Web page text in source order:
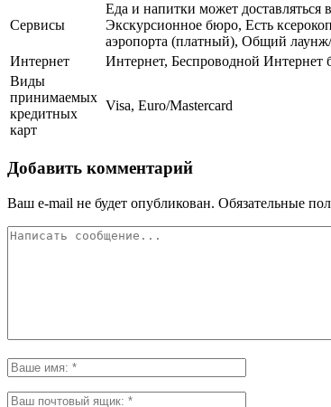
Сервисы
Еда и напитки может
Экскурсионное бюро, Есть
аэропорта (платный), Общий лаунж/
Интернет
Интернет, Беспроводной Интернет
Виды
принимаемых
кредитных
карт
Visa, Euro/Mastercard
Добавить комментарий
Ваш e-mail не будет опубликован. Обязательные